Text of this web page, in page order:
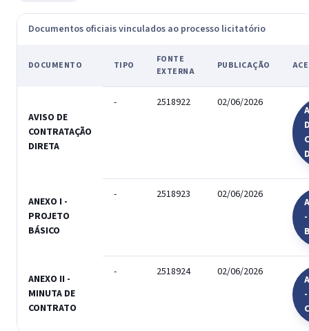
Documentos oficiais vinculados ao processo licitatório
DOCUMENTO TIPO
FONTE
EXTERNA
PUBLICAÇÃO
AVISO DE
CONTRATAÇÃO
DIRETA
- 2518922 02/06/2026
ANEXO I -
PROJETO
BÁSICO
- 2518923 02/06/2026
ANEXO II -
MINUTA DE
CONTRATO
- 2518924 02/06/2026